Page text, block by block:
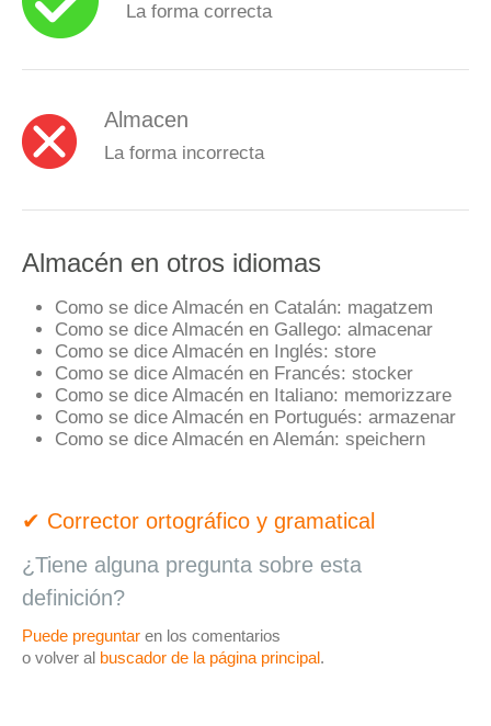
La forma correcta
Almacen
La forma incorrecta
Almacén en otros idiomas
Como se dice Almacén en Catalán: magatzem
Como se dice Almacén en Gallego: almacenar
Como se dice Almacén en Inglés: store
Como se dice Almacén en Francés: stocker
Como se dice Almacén en Italiano: memorizzare
Como se dice Almacén en Portugués: armazenar
Como se dice Almacén en Alemán: speichern
✔ Corrector ortográfico y gramatical
¿Tiene alguna pregunta sobre esta
definición?
Puede preguntar en los comentarios
o volver al buscador de la página principal.